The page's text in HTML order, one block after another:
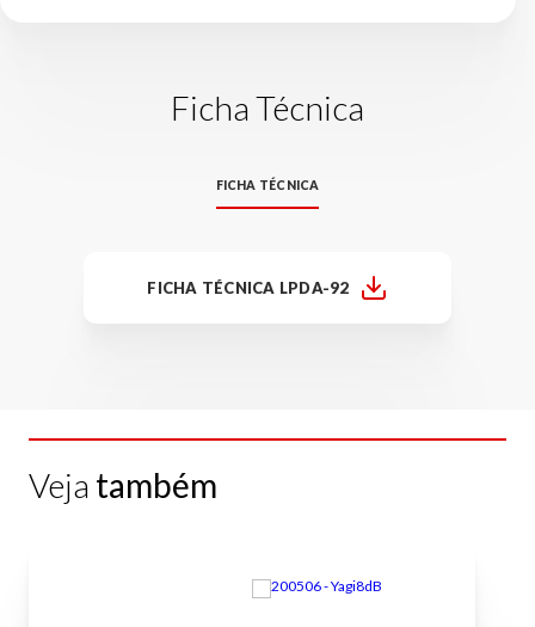
Ficha Técnica
FICHA TÉCNICA
FICHA TÉCNICA LPDA-92
Veja também